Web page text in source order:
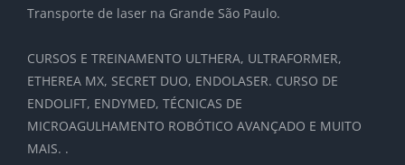
Transporte de laser na Grande São Paulo.
CURSOS E TREINAMENTO ULTHERA, ULTRAFORMER,
ETHEREA MX, SECRET DUO, ENDOLASER. CURSO DE
ENDOLIFT, ENDYMED, TÉCNICAS DE
MICROAGULHAMENTO ROBÓTICO AVANÇADO E MUITO
MAIS. .